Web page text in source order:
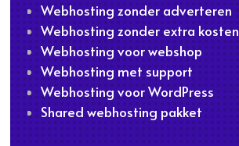
Webhosting zonder adverteren
Webhosting zonder extra kosten
Webhosting voor webshop
Webhosting met support
Webhosting voor WordPress
Shared webhosting pakket